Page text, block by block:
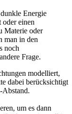
Energie
einen
Materie oder
man in den
noch
Frage.
modelliert,
dabei berücksichtigt
Abstand.
um es dann